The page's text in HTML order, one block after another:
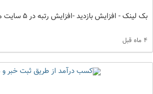
بک لینک - افزایش بازدید -افزایش رتبه در 5 سایت معتبر
4 ماه قبل